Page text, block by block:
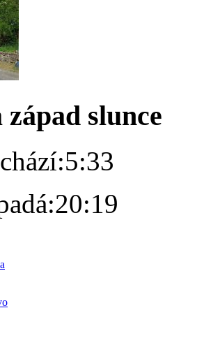
slunce
5:33
20:19